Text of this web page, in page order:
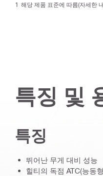
해당 제품 표준에 따름(자세한
특징 및
특징
뛰어난 무게 대비 성능
힐티의 독점 ATC(능동